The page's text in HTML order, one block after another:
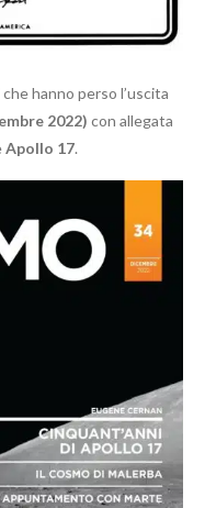
hanno perso l’uscita
2022) con allegata
Apollo 17.